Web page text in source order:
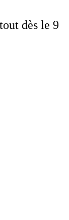
dès le 9